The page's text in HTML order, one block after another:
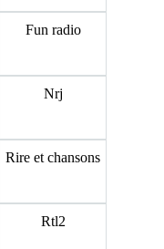
Fun radio
Nrj
Rire et chansons
Rtl2